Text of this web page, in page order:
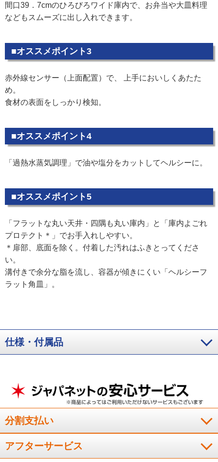
間口39．7cmのひろびろワイド庫内で、お弁当や大皿料理
などもスムーズに出し入れできます。
■オススメポイント3
赤外線センサー（上面配置）で、 上手においしくあたた
め。
食材の表面をしっかり検知。
■オススメポイント4
「過熱水蒸気調理」で油や塩分をカットしてヘルシーに。
■オススメポイント5
「フラットな丸い天井・四隅も丸い庫内」と「庫内よごれ
プロテクト＊」でお手入れしやすい。
＊扉部、底面を除く。付着した汚れはふきとってくださ
い。
溝付きで余分な脂を流し、容器が傾きにくい「ヘルシーフ
ラット角皿」。
仕様・付属品
分割支払い
アフターサービス